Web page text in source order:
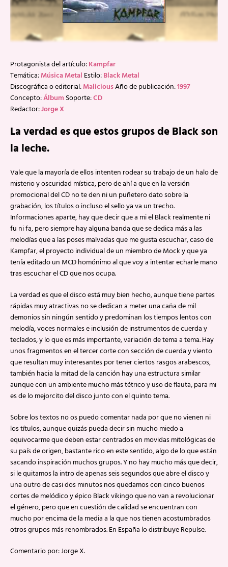
Protagonista del artículo:Kampfar
Temática:Música Metal Estilo:Black Metal
Discográfica o editorial:MaliciousAño de publicación:1997
Concepto:Álbum Soporte:CD
Redactor:Jorge X
La verdad es que estos grupos de Black son
la leche.
Vale que la mayoría de ellos intenten rodear su trabajo de un halo de
misterio y oscuridad mística, pero de ahí a que en la versión
promocional del CD no te den ni un puñetero dato sobre la
grabación, los títulos o incluso el sello ya va un trecho.
Informaciones aparte, hay que decir que a mi el Black realmente ni
fu ni fa, pero siempre hay alguna banda que se dedica más a las
melodías que a las poses malvadas que me gusta escuchar, caso de
Kampfar, el proyecto individual de un miembro de Mock y que ya
tenía editado un MCD homónimo al que voy a intentar echarle mano
tras escuchar el CD que nos ocupa.
La verdad es que el disco está muy bien hecho, aunque tiene partes
rápidas muy atractivas no se dedican a meter una caña de mil
demonios sin ningún sentido y predominan los tiempos lentos con
melodía, voces normales e inclusión de instrumentos de cuerda y
teclados, y lo que es más importante, variación de tema a tema. Hay
unos fragmentos en el tercer corte con sección de cuerda y viento
que resultan muy interesantes por tener ciertos rasgos arabescos,
también hacia la mitad de la canción hay una estructura similar
aunque con un ambiente mucho más tétrico y uso de flauta, para mi
es de lo mejorcito del disco junto con el quinto tema.
Sobre los textos no os puedo comentar nada por que no vienen ni
los títulos, aunque quizás pueda decir sin mucho miedo a
equivocarme que deben estar centrados en movidas mitológicas de
su país de origen, bastante rico en este sentido, algo de lo que están
sacando inspiración muchos grupos. Y no hay mucho más que decir,
si le quitamos la intro de apenas seis segundos que abre el disco y
una outro de casi dos minutos nos quedamos con cinco buenos
cortes de melódico y épico Black vikingo que no van a revolucionar
el género, pero que en cuestión de calidad se encuentran con
mucho por encima de la media a la que nos tienen acostumbrados
otros grupos más renombrados. En España lo distribuye Repulse.
Comentario por: Jorge X.